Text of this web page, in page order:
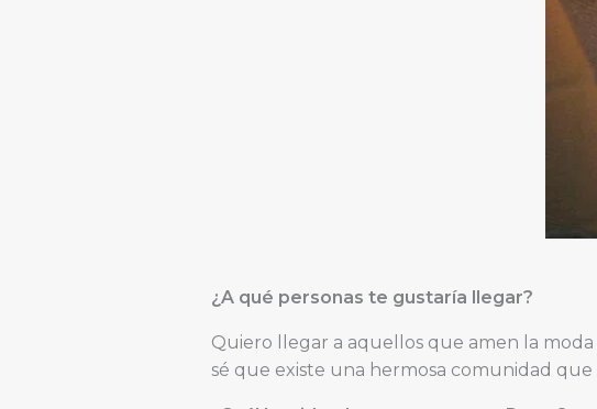
¿A qué personas te gustaría llegar?
Quiero llegar a aquellos que amen la
sé que existe una hermosa comunidad